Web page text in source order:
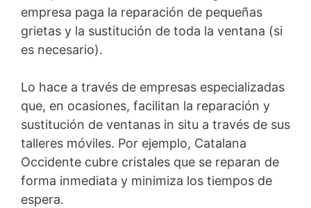
empresa paga la reparación de pequeñas
grietas y la sustitución de toda la ventana (si
es necesario).
Lo hace a través de empresas especializadas
que, en ocasiones, facilitan la reparación y
sustitución de ventanas in situ a través de sus
talleres móviles. Por ejemplo, Catalana
Occidente cubre cristales que se reparan de
forma inmediata y minimiza los tiempos de
espera.